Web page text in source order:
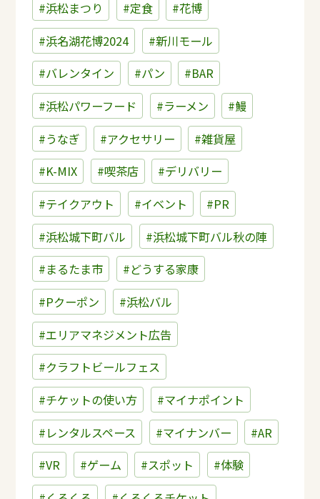
#浜松まつり
#定食
#花博
#浜名湖花博2024
#新川モール
#バレンタイン
#パン
#BAR
#浜松パワーフード
#ラーメン
#鰻
#うなぎ
#アクセサリー
#雑貨屋
#K-MIX
#喫茶店
#デリバリー
#テイクアウト
#イベント
#PR
#浜松城下町バル
#浜松城下町バル秋の陣
#まるたま市
#どうする家康
#Pクーポン
#浜松バル
#エリアマネジメント広告
#クラフトビールフェス
#チケットの使い方
#マイナポイント
#レンタルスペース
#マイナンバー
#AR
#VR
#ゲーム #スポット
#体験